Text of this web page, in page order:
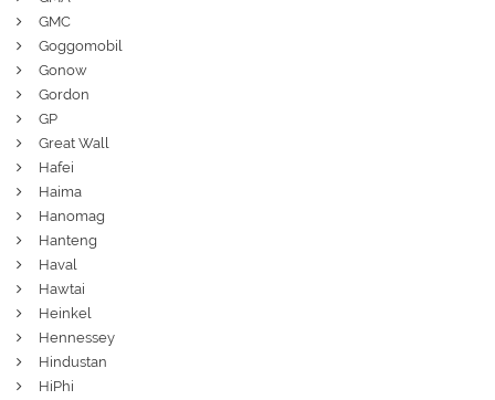
GMC
Goggomobil
Gonow
Gordon
GP
Great Wall
Hafei
Haima
Hanomag
Hanteng
Haval
Hawtai
Heinkel
Hennessey
Hindustan
HiPhi